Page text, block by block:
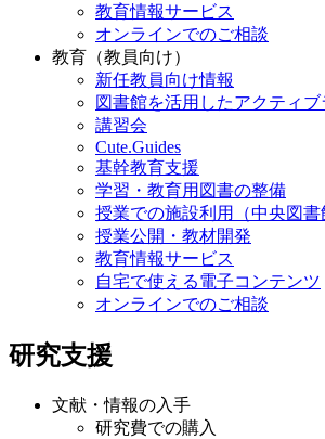
教育情報サービス
オンラインでのご相談
教育（教員向け）
新任教員向け情報
図書館を活用したアクティ
講習会
Cute.Guides
基幹教育支援
学習・教育用図書の整備
授業での施設利用（中央図書
授業公開・教材開発
教育情報サービス
自宅で使える電子コンテンツ
オンラインでのご相談
研究支援
文献・情報の入手
研究費での購入